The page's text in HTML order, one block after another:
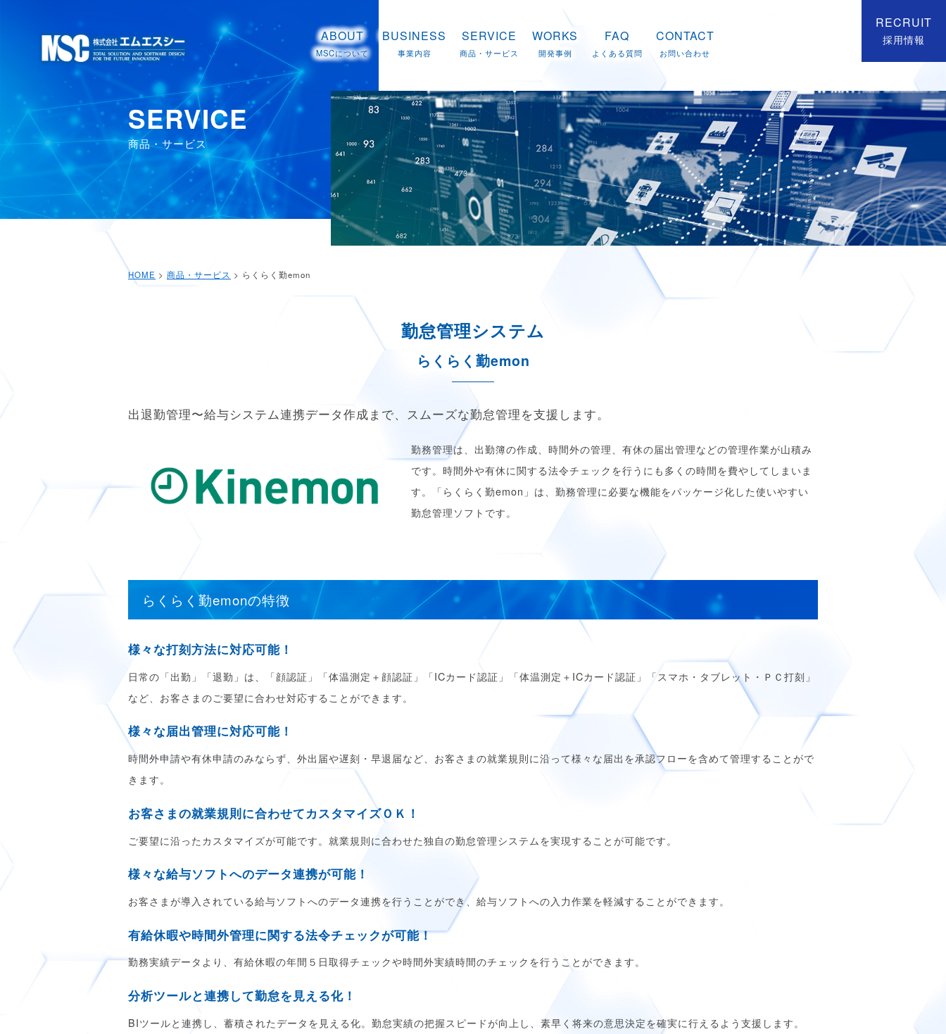
ABOUT
MSCについて
BUSINESS
事業内容
SERVICE
商品・サービス
WORKS
開発事例
FAQ
よくある質問
CONTACT
お問い合わせ
SERVICE
商品・サービス
HOME > 商品・サービス > らくらく勤emon
勤怠管理システム
らくらく勤emon
出退勤管理〜給与システム連携データ作成まで、スムーズな勤怠管理を支援します。
勤務管理は、出勤簿の作成、時間外の管理、有休の届出管理などの管理作業が山積み
です。時間外や有休に関する法令チェックを行うにも多くの時間を費やしてしまいま
す。「らくらく勤emon」は、勤務管理に必要な機能をパッケージ化した使いやすい
勤怠管理ソフトです。
らくらく勤emonの特徴
様々な打刻方法に対応可能！
日常の「出勤」「退勤」は、「顔認証」「体温測定＋顔認証」「ICカード認証」「体温測定＋ICカード認証」「スマホ・タブレット・ＰＣ打刻」
など、お客さまのご要望に合わせ対応することができます。
様々な届出管理に対応可能！
時間外申請や有休申請のみならず、外出届や遅刻・早退届など、お客さまの就業規則に沿って様々な届出を承認フローを含めて管理することがで
きます。
お客さまの就業規則に合わせてカスタマイズＯＫ！
ご要望に沿ったカスタマイズが可能です。就業規則に合わせた独自の勤怠管理システムを実現することが可能です。
様々な給与ソフトへのデータ連携が可能！
お客さまが導入されている給与ソフトへのデータ連携を行うことができ、給与ソフトへの入力作業を軽減することができます。
有給休暇や時間外管理に関する法令チェックが可能！
勤務実績データより、有給休暇の年間５日取得チェックや時間外実績時間のチェックを行うことができます。
分析ツールと連携して勤怠を見える化！
BIツールと連携し、蓄積されたデータを見える化。勤怠実績の把握スピードが向上し、素早く将来の意思決定を確実に行えるよう支援します。
RECRUIT
採用情報